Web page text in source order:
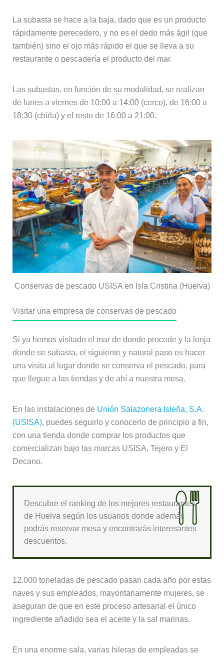
La subasta se hace a la baja, dado que es un producto
rápidamente perecedero, y no es el dedo más ágil (que
también) sino el ojo más rápido el que se lleva a su
restaurante o pescadería el producto del mar.
Las subastas, en función de su modalidad, se realizan
de lunes a viernes de 10:00 a 14:00 (cerco), de 16:00 a
18:30 (chirla) y el resto de 16:00 a 21:00.
Conservas de pescado USISA en Isla Cristina (Huelva)
Visitar una empresa de conservas de pescado
Si ya hemos visitado el mar de donde procede y la lonja
donde se subasta, el siguiente y natural paso es hacer
una visita al lugar donde se conserva el pescado, para
que llegue a las tiendas y de ahí a nuestra mesa.
En las instalaciones de Unión Salazonera Isleña, S.A.
(USISA), puedes seguirlo y conocerlo de principio a fin,
con una tienda donde comprar los productos que
comercializan bajo las marcas USISA, Tejero y El
Decano.
Descubre el ranking de los mejores restaurantes
de Huelva según los usuarios donde además
podrás reservar mesa y encontrarás interesantes
descuentos.
12.000 toneladas de pescado pasan cada año por estas
naves y sus empleados, mayoritariamente mujeres, se
aseguran de que en este proceso artesanal el único
ingrediente añadido sea el aceite y la sal marinas.
En una enorme sala, varias hileras de empleadas se